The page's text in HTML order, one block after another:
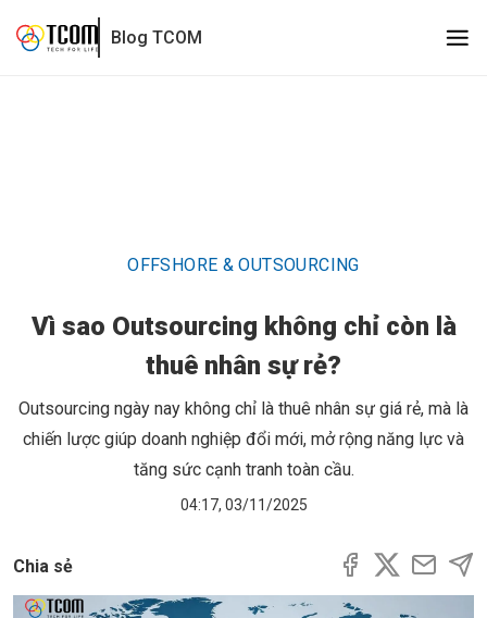
Blog TCOM
OFFSHORE & OUTSOURCING
Vì sao Outsourcing không chỉ còn là
thuê nhân sự rẻ?
Outsourcing ngày nay không chỉ là thuê nhân sự giá rẻ, mà là
chiến lược giúp doanh nghiệp đổi mới, mở rộng năng lực và
tăng sức cạnh tranh toàn cầu.
04:17, 03/11/2025
Chia sẻ